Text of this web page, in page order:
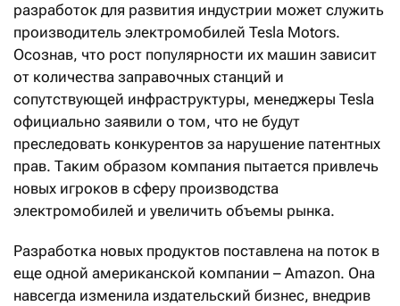
разработок для развития индустрии может служить
производитель электромобилей Tesla Motors.
Осознав, что рост популярности их машин зависит
от количества заправочных станций и
сопутствующей инфраструктуры, менеджеры Tesla
официально заявили о том, что не будут
преследовать конкурентов за нарушение патентных
прав. Таким образом компания пытается привлечь
новых игроков в сферу производства
электромобилей и увеличить объемы рынка.
Разработка новых продуктов поставлена на поток в
еще одной американской компании – Amazon. Она
навсегда изменила издательский бизнес, внедрив